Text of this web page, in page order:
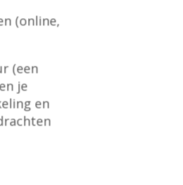
(online,
(een
je
en